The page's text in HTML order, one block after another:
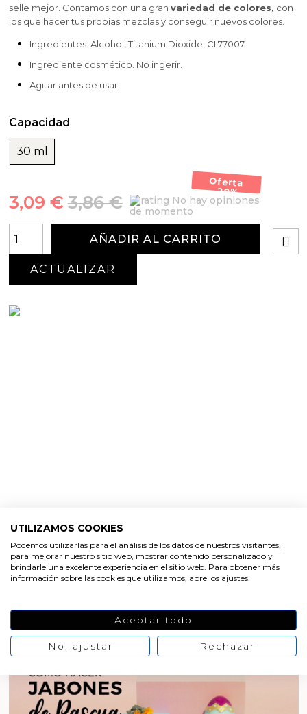
selle mejor. Contamos con una gran variedad de colores, con
los que hacer tus propias mezclas y conseguir nuevos colores.
Ingredientes: Alcohol, Titanium Dioxide, CI 77007
Ingrediente cosmético. No ingerir.
Agitar antes de usar.
Capacidad
30 ml
Oferta
-20%
3,86 €
3,09 €
No hay opiniones
de momento
AÑADIR AL CARRITO
UTILIZAMOS COOKIES
Podemos utilizarlas para el análisis de los datos de nuestros visitantes,
para mejorar nuestro sitio web, mostrar contenido personalizado y
brindarle una excelente experiencia en el sitio web. Para obtener más
información sobre las cookies que utilizamos, abre los ajustes.
Aceptar todo
No, ajustar Rechazar